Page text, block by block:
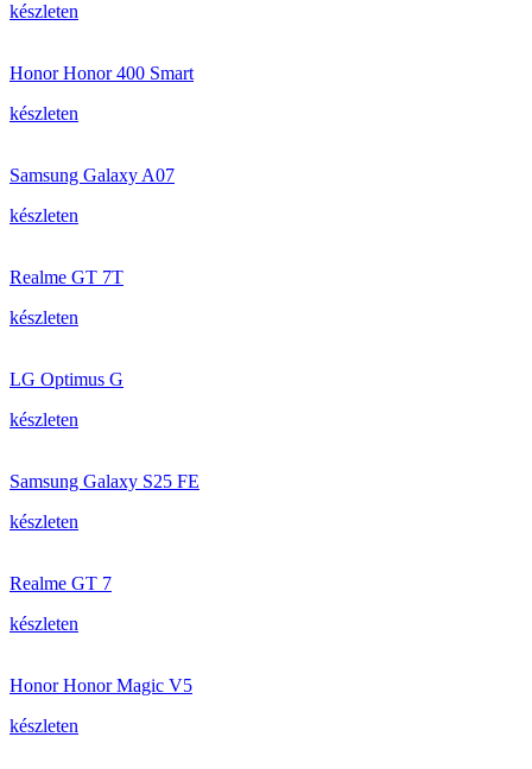
készleten
Honor Honor 400 Smart
készleten
Samsung Galaxy A07
készleten
Realme GT 7T
készleten
LG Optimus G
készleten
Samsung Galaxy S25 FE
készleten
Realme GT 7
készleten
Honor Honor Magic V5
készleten